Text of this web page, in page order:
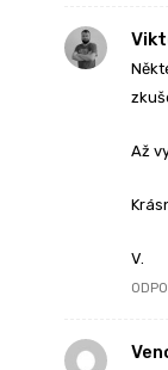
Až
V.